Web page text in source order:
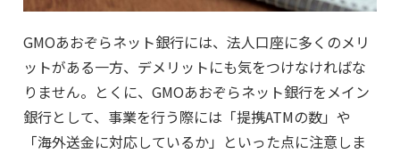
GMOあおぞらネット銀行には、法人口座に多くのメリ
ットがある一方、デメリットにも気をつけなければな
りません。とくに、GMOあおぞらネット銀行をメイン
銀行として、事業を行う際には「提携ATMの数」や
「海外送金に対応しているか」といった点に注意しま